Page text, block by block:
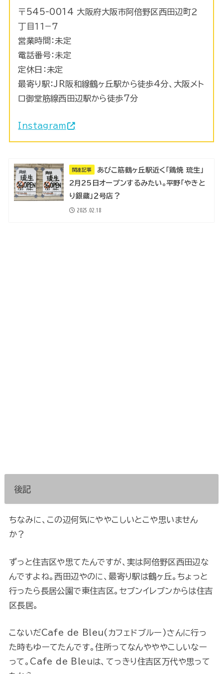
〒545-0014 大阪府大阪市阿倍野区西田辺町２
丁目１１−７
営業時間：未定
電話番号：未定
定休日：未定
最寄り駅：JR阪和線鶴ヶ丘駅から徒歩4分、大阪メト
ロ御堂筋線西田辺駅から徒歩7分
Instagram
関連記事
あびこ筋鶴ヶ丘駅近く「鶏焼 琉生」
2月25日オープンするみたい。平野「やきと
り銀蔵」２号店？
2025.02.18
後記
ちなみに、この辺何気にややこしいとこや思いません
か？
ずっと住吉区や思てたんですが、実は阿倍野区西田辺な
んですよね。西田辺やのに、最寄り駅は鶴ヶ丘。ちょっと
行ったら長居公園で東住吉区。セブンイレブンからは住吉
区長居。
こないだCafe de Bleu(カフェドブルー)さんに行っ
た時もゆーてたんです。住所ってなんやややこしいなー
って。Cafe de Bleuは、てっきり住吉区万代や思って